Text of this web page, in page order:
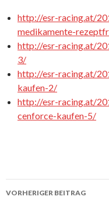
http://esr-racing.at/
medikamente-
http://esr-racing.at/
3/
http://esr-racing.at/
kaufen-2/
http://esr-racing.at/
cenforce-kaufen-5/
VORHERIGER BEITRAG